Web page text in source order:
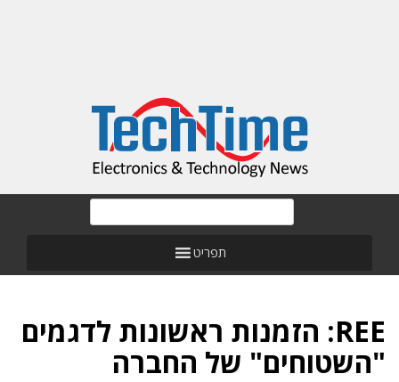
תפריט
REE: הזמנות ראשונות לדגמים
"השטוחים" של החברה